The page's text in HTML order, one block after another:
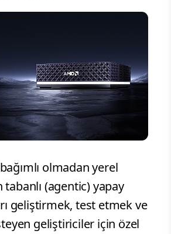
olmadan yerel
(agentic) yapay
geliştirmek, test etmek ve
geliştiriciler için özel